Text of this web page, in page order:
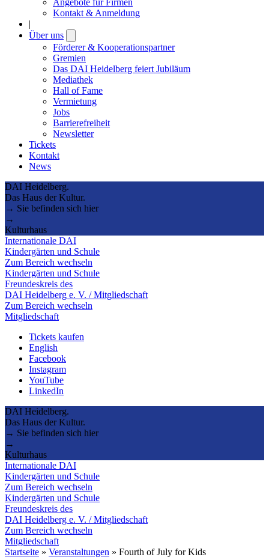
Kontakt & Anmeldung
|
Über uns
submenu
Förderer & Kooperationspartner
Gremien
Das DAI Heidelberg feiert Jubiläum
Mediathek
Hall of Fame
Vermietung
Jobs
Barrierefreiheit
Newsletter
Tickets
Kontakt
News
DAI Heidelberg.
Das Haus der Kultur.
→ Sie befinden sich hier
→
Kulturhaus
Internationale DAI
Kindergärten und Schule
Zum Bereich wechseln
Kindergärten und Schule
Freundeskreis des
DAI Heidelberg e. V. / Mitgliedschaft
Zum Bereich wechseln
Mitgliedschaft
Tickets kaufen
English
Facebook
Instagram
YouTube
LinkedIn
DAI Heidelberg.
Das Haus der Kultur.
→ Sie befinden sich hier
→
Kulturhaus
Internationale DAI
Kindergärten und Schule
Zum Bereich wechseln
Kindergärten und Schule
Freundeskreis des
DAI Heidelberg e. V. / Mitgliedschaft
Zum Bereich wechseln
Mitgliedschaft
Startseite » Veranstaltungen » Fourth of July for Kids